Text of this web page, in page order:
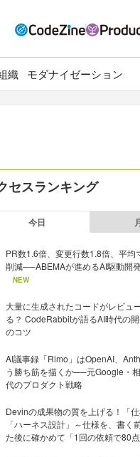
織 モダナイゼーション
セスランキング
今日
PR数1.6倍、変更行数1.8倍、平均
削減──ABEMAが進めるAI駆動開
NEW
大量に生成されたコードがレビュ
る？ CodeRabbitが語るAI時代の
のコツ
AI議事録「Rimo」はOpenAI、
う勝ち筋を描くか──元Google・
代のプロダクト戦略
Devinの成果物の質を上げる！「
「ハーネス設計」～仕様を、書く
た後に確かめて「1回の依頼で80